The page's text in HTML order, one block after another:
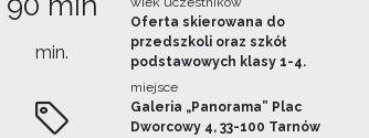
min.
Oferta skierowana do
przedszkoli oraz szkół
podstawowych klasy 1-4.
miejsce
Galeria „Panorama” Plac
Dworcowy 4, 33-100 Tarnów